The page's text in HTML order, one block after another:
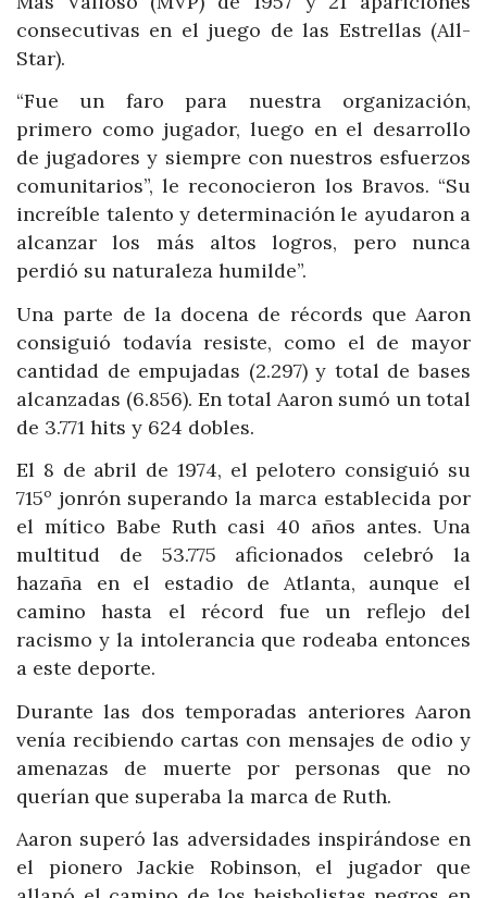
consecutivas en el juego de las Estrellas (All-
Star).
“Fue un faro para nuestra organización,
primero como jugador, luego en el desarrollo
de jugadores y siempre con nuestros esfuerzos
comunitarios”, le reconocieron los Bravos. “Su
increíble talento y determinación le ayudaron a
alcanzar los más altos logros, pero nunca
perdió su naturaleza humilde”.
Una parte de la docena de récords que Aaron
consiguió todavía resiste, como el de mayor
cantidad de empujadas (2.297) y total de bases
alcanzadas (6.856). En total Aaron sumó un total
de 3.771 hits y 624 dobles.
El 8 de abril de 1974, el pelotero consiguió su
715º jonrón superando la marca establecida por
el mítico Babe Ruth casi 40 años antes. Una
multitud de 53.775 aficionados celebró la
hazaña en el estadio de Atlanta, aunque el
camino hasta el récord fue un reflejo del
racismo y la intolerancia que rodeaba entonces
a este deporte.
Durante las dos temporadas anteriores Aaron
venía recibiendo cartas con mensajes de odio y
amenazas de muerte por personas que no
querían que superaba la marca de Ruth.
Aaron superó las adversidades inspirándose en
el pionero Jackie Robinson, el jugador que